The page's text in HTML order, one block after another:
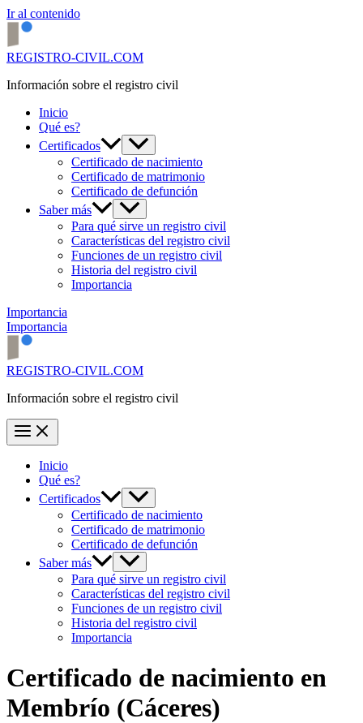
Ir al contenido
REGISTRO-CIVIL.COM
Información sobre el registro civil
Inicio
Qué es?
Certificados
Certificado de nacimiento
Certificado de matrimonio
Certificado de defunción
Saber más
Para qué sirve un registro civil
Características del registro civil
Funciones de un registro civil
Historia del registro civil
Importancia
Importancia
Importancia
REGISTRO-CIVIL.COM
Información sobre el registro civil
Inicio
Qué es?
Certificados
Certificado de nacimiento
Certificado de matrimonio
Certificado de defunción
Saber más
Para qué sirve un registro civil
Características del registro civil
Funciones de un registro civil
Historia del registro civil
Importancia
Certificado de nacimiento en
Membrío (Cáceres)